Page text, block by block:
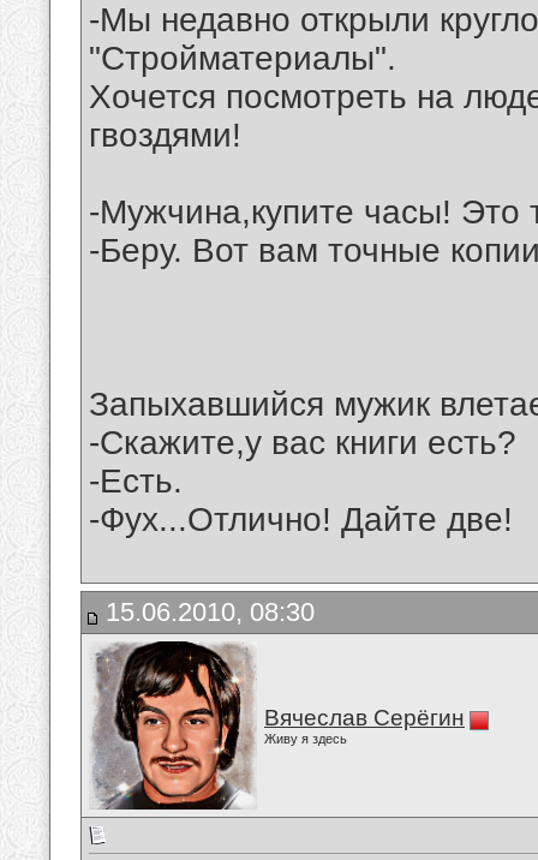
-Мы недавно открыли
"Стройматериалы".
Хочется посмотреть на
гвоздями!
-Мужчина,купите часы! Это
-Беру. Вот вам точные
Запыхавшийся мужик
-Скажите,у вас книги есть?
-Есть.
-Фух...Отлично! Дайте две!
15.06.2010, 08:30
Вячеслав Серёгин
Живу я здесь